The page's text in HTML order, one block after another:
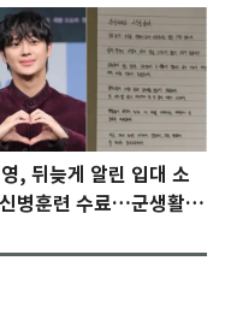
, 뒤늦게 알린 입대 소
병훈련 수료…군생활